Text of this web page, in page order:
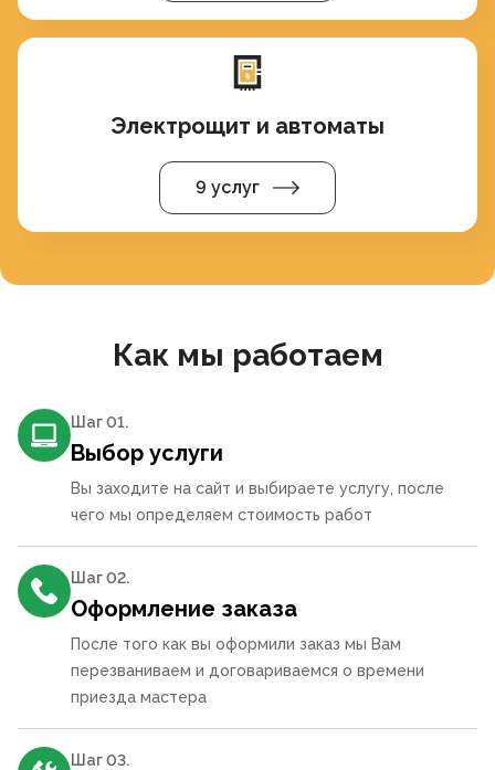
Электрощит и автоматы
9 услуг
Как мы работаем
Шаг 01.
Выбор услуги
Вы заходите на сайт и выбираете услугу, после
чего мы определяем стоимость работ
Шаг 02.
Оформление заказа
После того как вы оформили заказ мы Вам
перезваниваем и договариваемся о времени
приезда мастера
Шаг 03.